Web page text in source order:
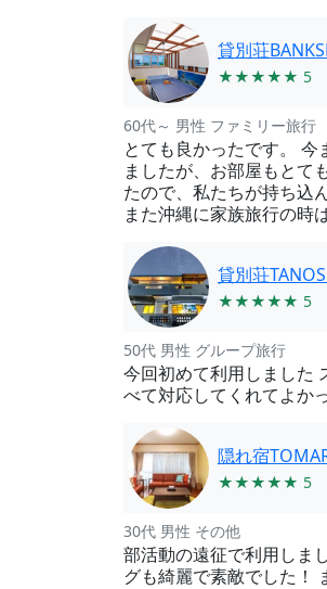
貸別荘
★★★★★ 5
60代～ 男性 ファミリー旅行
とても良かったです。
ましたが、お部屋もとて
たので、私たちが持ち込
また沖縄に家族旅行の時
貸別荘
★★★★★ 5
50代 男性 グループ旅行
今回初めて利用しました
べて対応してくれてよか
隠れ宿
★★★★★ 5
30代 男性 その他
部活動の遠征で利用しま
グも綺麗で素敵でした！